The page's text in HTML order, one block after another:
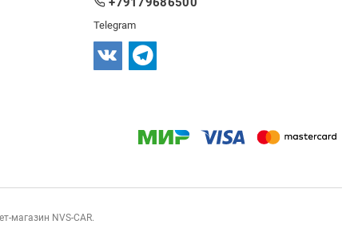
Telegram
магазин NVS-CAR.